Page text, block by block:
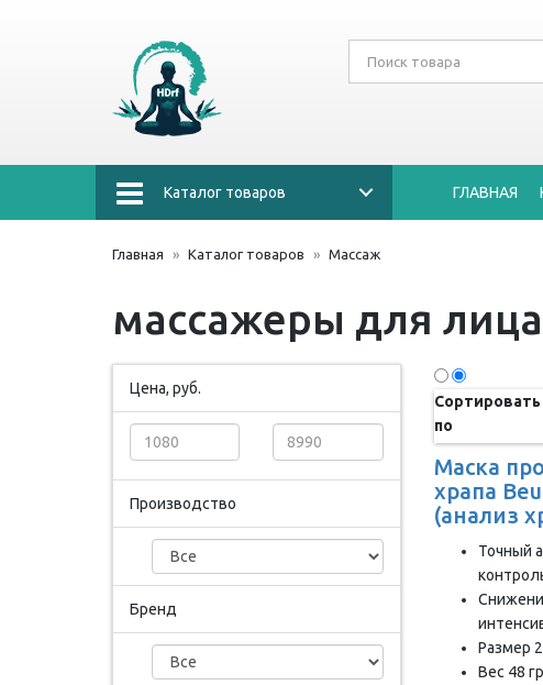
Каталог товаров ГЛАВНАЯ
Главная Каталог товаров Массаж
массажеры для
Цена, руб.
Производство
Бренд
Сортировать
по
Маска
храпа
(анализ
Точный
Размер
Вес 48 гр